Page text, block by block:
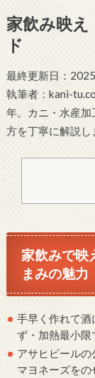
家飲み映
ド
最終更新日：
執筆者：kani-
年。カニ・水産
方を丁寧に解説し
家飲みで映
まみの魅力
手早く作れて酒
ず・加熱最小限
アサヒビール
マヨネーズを